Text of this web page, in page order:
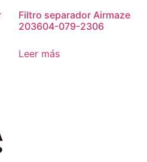
Filtro separador Airmaze
203604-079-2306
Leer más